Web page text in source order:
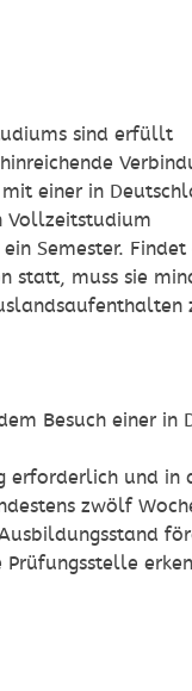
sind erfüllt
einer in
Vollzeitstudium
Semester.
statt, muss sie
Besuch einer in
und in
zwölf